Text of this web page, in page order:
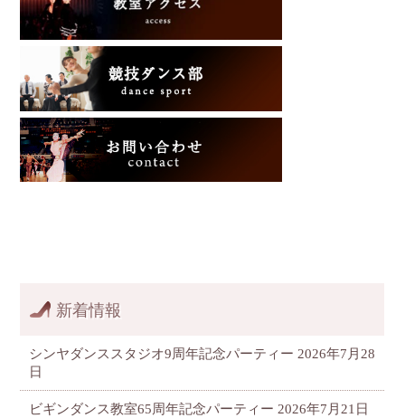
新着情報
シンヤダンススタジオ9周年記念パーティー 2026年7月28
日
ビギンダンス教室65周年記念パーティー 2026年7月21日